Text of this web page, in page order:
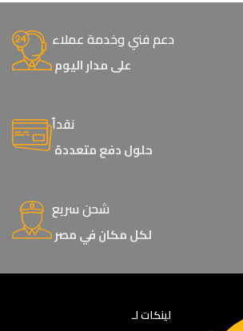
دعم فني وخدمة عملاء
على مدار اليوم
نقداً
حلول دفع متعددة
شحن سريع
لكل مكان في مصر
لينكات لـ